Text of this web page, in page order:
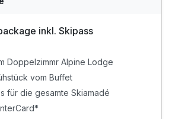
inkl. Skipass
Doppelzimmr Alpine Lodge
vom Buffet
für die gesamte Skiamadé